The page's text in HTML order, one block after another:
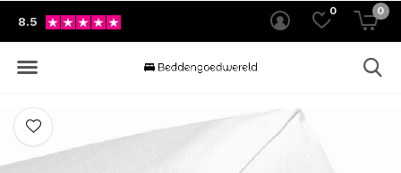
0 0
8.5